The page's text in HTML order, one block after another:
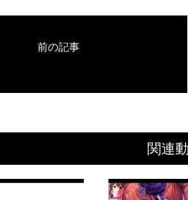
関連